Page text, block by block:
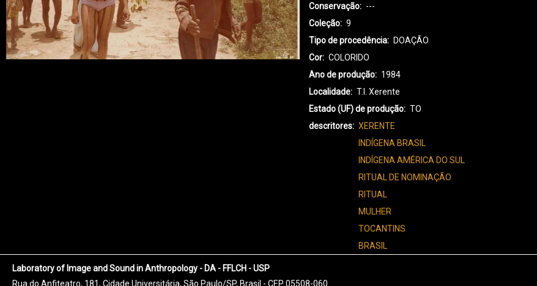
Conservação
---
Coleção
9
Tipo de procedência
DOAÇÃO
Cor
COLORIDO
Ano de produção
1984
Localidade
T.I. Xerente
Estado (UF) de produção
TO
descritores
XERENTE
INDÍGENA BRASIL
INDÍGENA AMÉRICA DO SUL
RITUAL DE NOMINAÇÃO
RITUAL
MULHER
TOCANTINS
BRASIL
Laboratory of Image and Sound in Anthropology - DA - FFLCH - USP
Rua do Anfiteatro, 181, Cidade Universitária, São Paulo/SP, Brasil - CEP 05508-060